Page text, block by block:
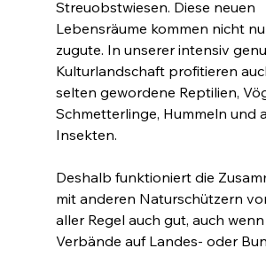
Streuobstwiesen. Diese neuen
Lebensräume kommen nicht
zugute. In unserer intensiv
Kulturlandschaft profitieren
selten gewordene Reptilien,
Schmetterlinge, Hummeln und
Insekten.
Deshalb funktioniert die
mit anderen Naturschützern
aller Regel auch gut, auch
Verbände auf Landes- oder